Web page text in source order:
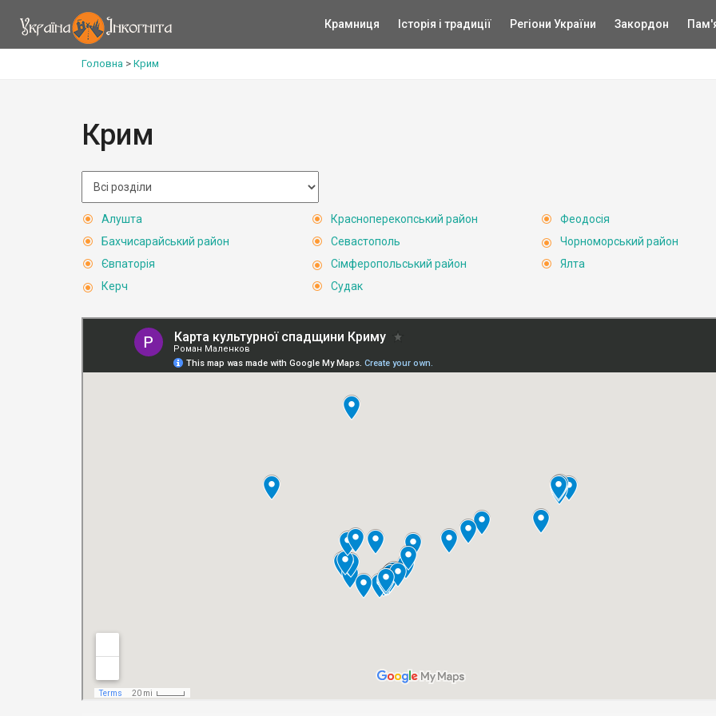
Крамниця Історія і традиції Регіони України Закордон
Головна > Крим
Крим
Алушта
Бахчисарайський район
Євпаторія
Керч
Красноперекопський район
Севастополь
Сімферопольський район
Судак
Феодосія
Чорноморський район
Ялта